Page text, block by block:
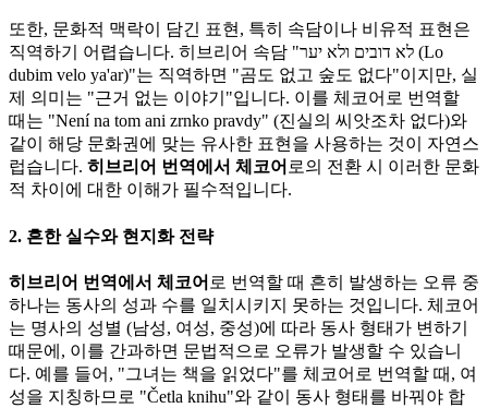
또한, 문화적 맥락이 담긴 표현, 특히 속담이나 비유적 표현은
직역하기 어렵습니다. 히브리어 속담 "לא דובים ולא יער (Lo
dubim velo ya'ar)"는 직역하면 "곰도 없고 숲도 없다"이지만, 실
제 의미는 "근거 없는 이야기"입니다. 이를 체코어로 번역할
때는 "Není na tom ani zrnko pravdy" (진실의 씨앗조차 없다)와
같이 해당 문화권에 맞는 유사한 표현을 사용하는 것이 자연스
럽습니다. 히브리어 번역에서 체코어 로의 전환 시 이러한 문화
적 차이에 대한 이해가 필수적입니다.
2. 흔한 실수와 현지화 전략
히브리어 번역에서 체코어 로 번역할 때 흔히 발생하는 오류 중
하나는 동사의 성과 수를 일치시키지 못하는 것입니다. 체코어
는 명사의 성별 (남성, 여성, 중성)에 따라 동사 형태가 변하기
때문에, 이를 간과하면 문법적으로 오류가 발생할 수 있습니
다. 예를 들어, "그녀는 책을 읽었다"를 체코어로 번역할 때, 여
성을 지칭하므로 "Četla knihu"와 같이 동사 형태를 바꿔야 합